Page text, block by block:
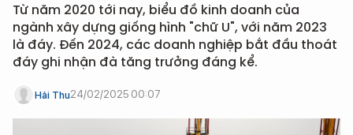
Từ năm 2020 tới nay, biểu đồ kinh doanh của
ngành xây dựng giống hình "chữ U", với năm 2023
là đáy. Đến 2024, các doanh nghiệp bắt đầu thoát
đáy ghi nhận đà tăng trưởng đáng kể.
Hải Thu24/02/2025 00:07